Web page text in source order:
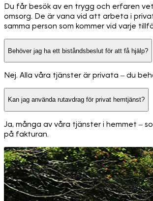
Du får besök av en trygg och erfaren
omsorg. De är vana vid att arbeta i
samma person som kommer vid varje
Behöver jag ha ett biståndsbeslut för att få hjälp?
Nej. Alla våra tjänster är privata – du
Kan jag använda rutavdrag för privat hemtjänst?
Ja, många av våra tjänster i hemmet –
på fakturan.